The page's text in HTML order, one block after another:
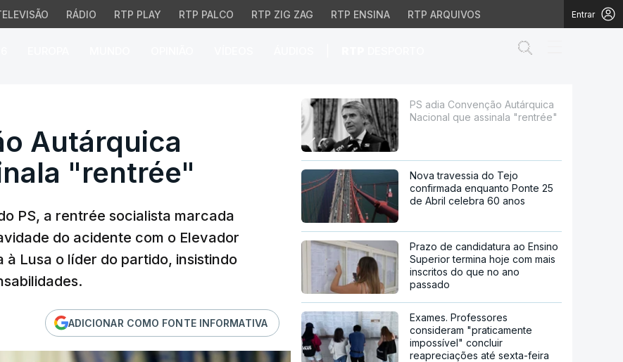
RÁDIO RTP PLAY RTP PALCO RTP ZIG ZAG RTP ENSINA RTP ARQUIVOS Entrar
Autárquica Nacional que assinala "rentrée"
Autárquica
"rentrée"
PS, a rentrée socialista marcada
do acidente com o Elevador
Lusa o líder do partido, insistindo
ADICIONAR COMO FONTE INFORMATIVA
PS adia Convenção Autárquica
Nacional que assinala "rentrée"
Nova travessia do Tejo
confirmada enquanto Ponte 25
de Abril celebra 60 anos
Prazo de candidatura ao Ensino
Superior termina hoje com mais
inscritos do que no ano
passado
Exames. Professores
consideram "praticamente
impossível" concluir
reapreciações até sexta-feira